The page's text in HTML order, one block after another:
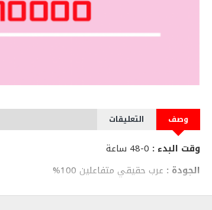
وصف التعليقات
وقت البدء :
الجودة : عرب حقيقي متفاعلين 100%
السرعة في اليوم :400-1000